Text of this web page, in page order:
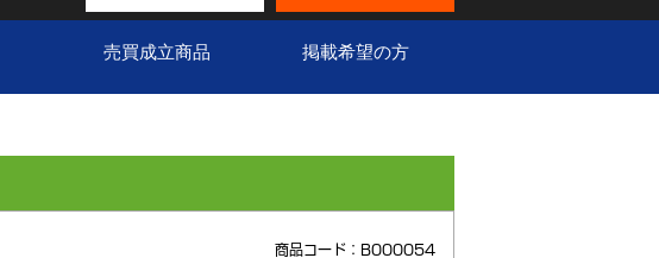
売買成立商品 掲載希望の方
商品コード：B000054